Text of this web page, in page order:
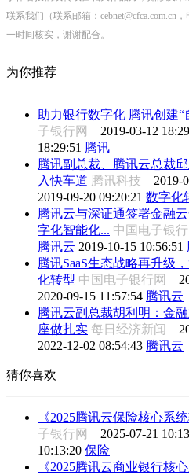
联系我们（联系邮箱：cebnet@cfca.com.cn
一时间核实，谢谢配合。
为你推荐
助力银行数字化 腾讯创建“
子银行网 2019-03-12
18:29:51 腾讯
腾讯副总裁、腾讯云总裁
入快车道 腾讯科技 2019-
2019-09-20 09:20:21 数字化
腾讯云与深证通签署金融
字化智能化... 中国电子银
腾讯云 2019-10-15 10:56:51
腾讯SaaS生态战略再升级
化转型 中国电子银行网
2020-09-15 11:57:54 腾讯云
腾讯云副总裁胡利明：金
座做扎实 每日经济新闻
2022-12-02 08:54:43 腾讯云
猜你喜欢
《2025腾讯云保险核心系
子银行网 2025-07-21
10:13:20 保险
《2025腾讯云商业银行核